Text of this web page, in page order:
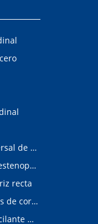
Línea de corte transversal de acero al silicio
Detector de agujeros estenopeicos
recta
Matrices/Herramientas de corte longitudinal
cizalladura de viga oscilante modular